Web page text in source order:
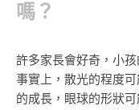
嗎？
許多家長會好奇，小
事實上，散光的程度
的成長，眼球的形狀